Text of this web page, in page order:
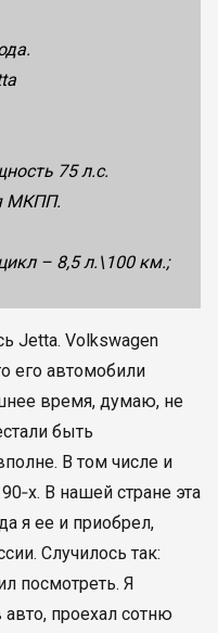
75 л.с.
МКПП.
– 8,5 л.\100 км.;
Jetta. Volkswagen
его автомобили
время, думаю, не
быть
В том числе и
В нашей стране эта
я ее и приобрел,
Случилось так:
посмотреть. Я
проехал сотню